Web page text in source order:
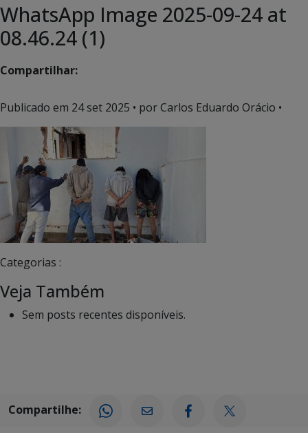
WhatsApp Image 2025-09-24 at
08.46.24 (1)
Compartilhar:
Publicado em 24 set 2025 • por Carlos Eduardo Orácio •
Categorias :
Veja Também
Sem posts recentes disponíveis.
Compartilhe: